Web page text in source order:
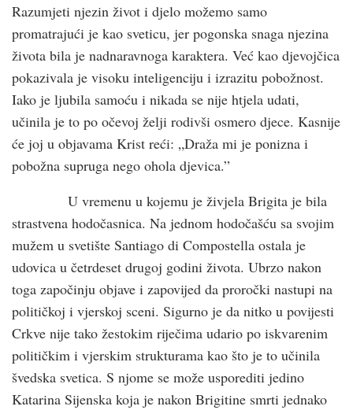
Razumjeti njezin život i djelo možemo samo
promatrajući je kao sveticu, jer pogonska snaga njezina
života bila je nadnaravnoga karaktera. Već kao djevojčica
pokazivala je visoku inteligenciju i izrazitu pobožnost.
Iako je ljubila samoću i nikada se nije htjela udati,
učinila je to po očevoj želji rodivši osmero djece. Kasnije
će joj u objavama Krist reći: „Draža mi je ponizna i
pobožna supruga nego ohola djevica.”
U vremenu u kojemu je živjela Brigita je bila
strastvena hodočasnica. Na jednom hodočašću sa svojim
mužem u svetište Santiago di Compostella ostala je
udovica u četrdeset drugoj godini života. Ubrzo nakon
toga započinju objave i zapovijed da proročki nastupi na
političkoj i vjerskoj sceni. Sigurno je da nitko u povijesti
Crkve nije tako žestokim riječima udario po iskvarenim
političkim i vjerskim strukturama kao što je to učinila
švedska svetica. S njome se može usporediti jedino
Katarina Sijenska koja je nakon Brigitine smrti jednako